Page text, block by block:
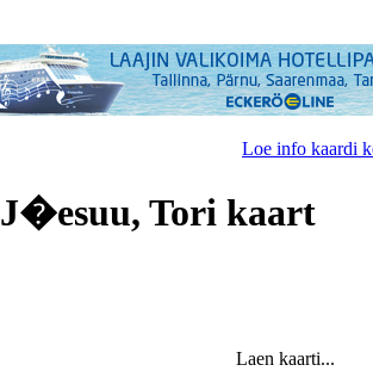
Loe info kaardi
J�esuu, Tori kaart
Laen kaarti...